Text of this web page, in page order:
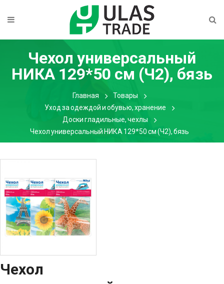
Чехол универсальный
НИКА 129*50 см (Ч2), бязь
Главная
Товары
Уход за одеждой и обувью, хранение
Доски гладильные, чехлы
Чехол универсальный НИКА 129*50 см (Ч2), бязь
Чехол